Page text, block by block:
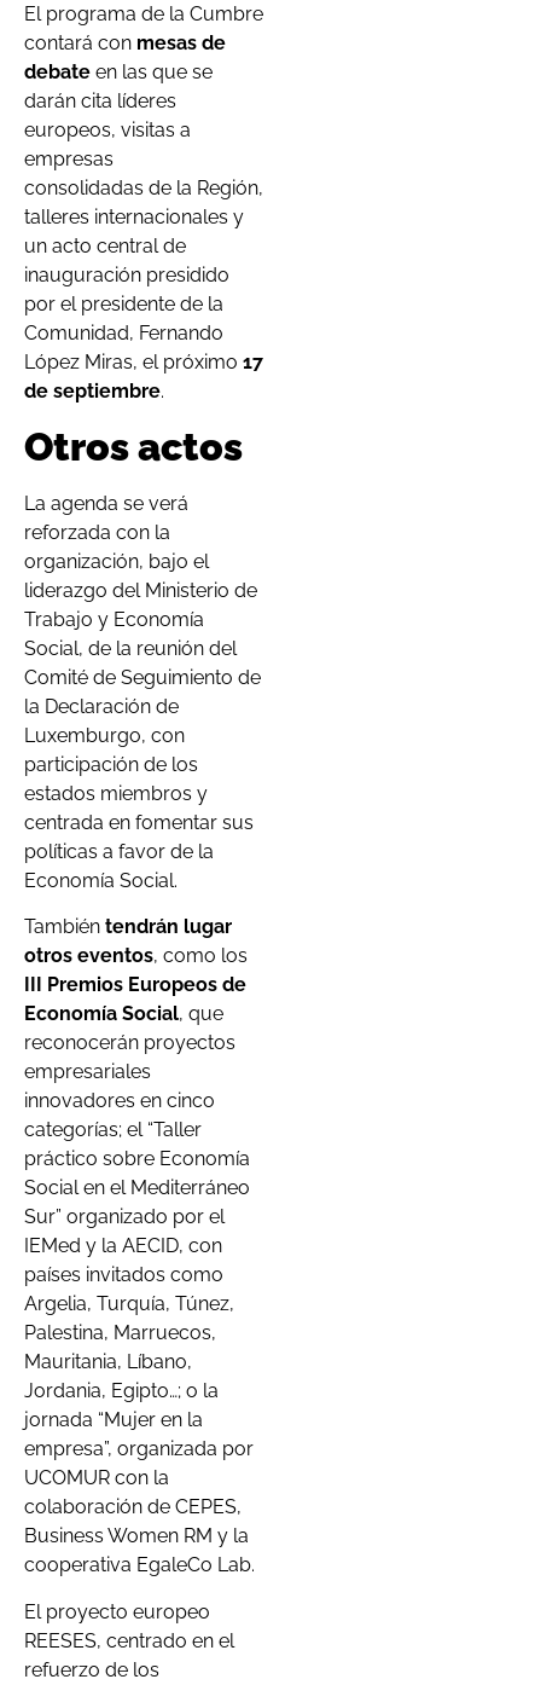
El programa de la Cumbre
contará con mesas de
debate en las que se
darán cita líderes
europeos, visitas a
empresas
consolidadas de la Región,
talleres internacionales y
un acto central de
inauguración presidido
por el presidente de la
Comunidad, Fernando
López Miras, el próximo 17
de septiembre.
Otros actos
La agenda se verá
reforzada con la
organización, bajo el
liderazgo del Ministerio de
Trabajo y Economía
Social, de la reunión del
Comité de Seguimiento de
la Declaración de
Luxemburgo, con
participación de los
estados miembros y
centrada en fomentar sus
políticas a favor de la
Economía Social.
También tendrán lugar
otros eventos, como los
III Premios Europeos de
Economía Social, que
reconocerán proyectos
empresariales
innovadores en cinco
categorías; el “Taller
práctico sobre Economía
Social en el Mediterráneo
Sur” organizado por el
IEMed y la AECID, con
países invitados como
Argelia, Turquía, Túnez,
Palestina, Marruecos,
Mauritania, Líbano,
Jordania, Egipto…; o la
jornada “Mujer en la
empresa”, organizada por
UCOMUR con la
colaboración de CEPES,
Business Women RM y la
cooperativa EgaleCo Lab.
El proyecto europeo
REESES, centrado en el
refuerzo de los